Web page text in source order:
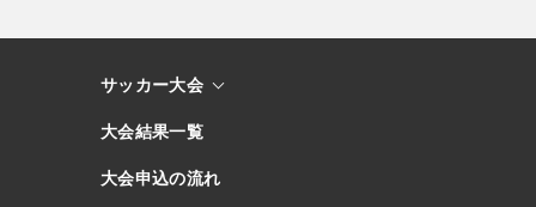
サッカー大会
大会結果一覧
大会申込の流れ